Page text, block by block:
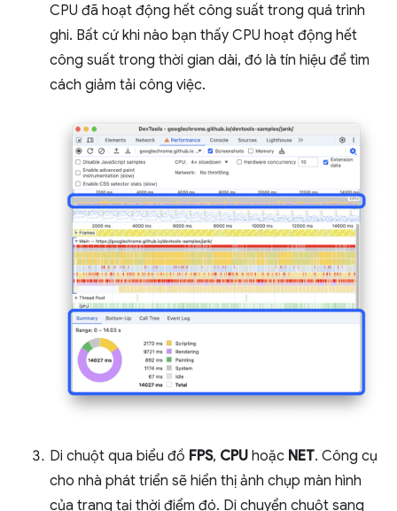
CPU đã hoạt động hết công suất trong quá trình
ghi. Bất cứ khi nào bạn thấy CPU hoạt động hết
công suất trong thời gian dài, đó là tín hiệu để tìm
cách giảm tải công việc.
Di chuột qua biểu đồ FPS, CPU hoặc NET. Công cụ
cho nhà phát triển sẽ hiển thị ảnh chụp màn hình
của trang tại thời điểm đó. Di chuyển chuột sang